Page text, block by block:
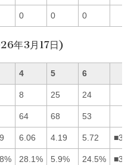
0 0 0
年3月17日)
4 5 6
8 25 24
64 68 53
6.06 4.19 5.72
28.1% 5.9% 24.5%